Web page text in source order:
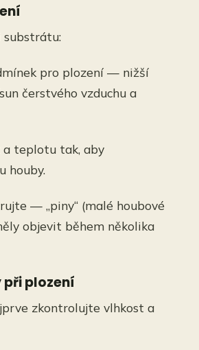
substrátu:
pro plození — nižší
čerstvého vzduchu a
teplotu tak, aby
houby.
— „piny“ (malé houbové
objevit během několika
při plození
zkontrolujte vlhkost a